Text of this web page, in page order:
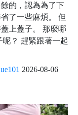
的，認為為了下
了一些麻煩。 但
上蓋子。 那麼哪
？ 趕緊跟著一起
2026-08-06